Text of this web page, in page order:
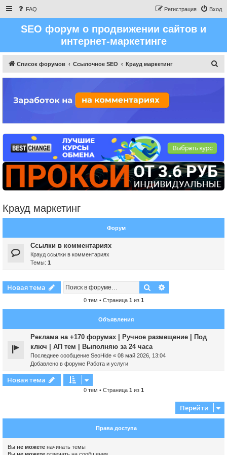
FAQ Вход
Регистрация
SEO форум о продвижении сайтов и
интернет-маркетинге
Список форумов Ссылочное SEO Крауд маркетинг
Крауд маркетинг
Форум
Ссылки в комментариях
Крауд ссылки в комментариях
Темы: 1
Новая тема Поиск
0 тем • Страница 1 из 1
Объявления
Реклама на +170 форумах | Ручное размещение | Под
ключ | АП тем | Выполняю за 24 часа
Последнее сообщение SeoHide « 08 май 2026, 13:04
Добавлено в форуме Работа и услуги
Новая тема
0 тем • Страница 1 из 1
Перейти
Права доступа
Вы не можете начинать темы